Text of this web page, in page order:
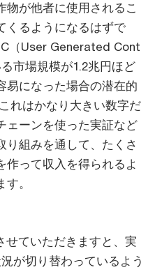
物が他者に使用されるこ
くるようになるはずで
（User Generated Cont
市場規模が1.2兆円ほど
易になった場合の潜在的
れはかなり大きい数字だ
ェーンを使った実証など
り組みを通して、たくさ
作って収入を得られるよ
。
せていただきますと、実
が切り替わっているよう